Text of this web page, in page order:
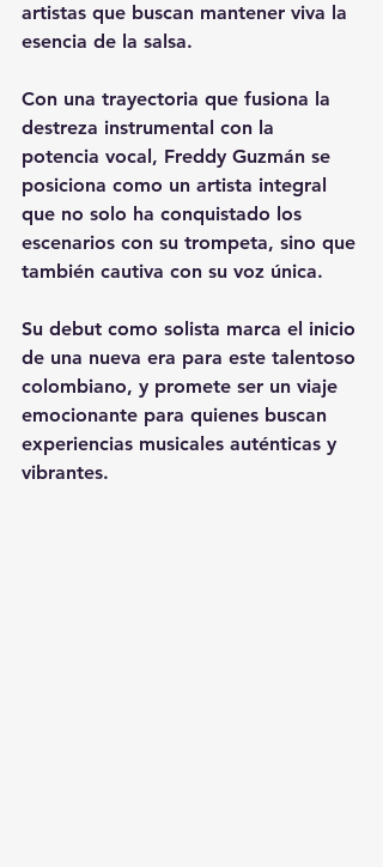
artistas que buscan mantener viva la
esencia de la salsa.
Con una trayectoria que fusiona la
destreza instrumental con la
potencia vocal, Freddy Guzmán se
posiciona como un artista integral
que no solo ha conquistado los
escenarios con su trompeta, sino que
también cautiva con su voz única.
Su debut como solista marca el inicio
de una nueva era para este talentoso
colombiano, y promete ser un viaje
emocionante para quienes buscan
experiencias musicales auténticas y
vibrantes.